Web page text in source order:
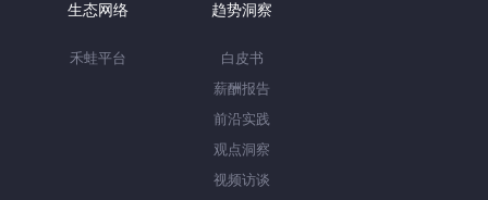
生态网络
禾蛙平台
趋势洞察
白皮书
薪酬报告
前沿实践
观点洞察
视频访谈